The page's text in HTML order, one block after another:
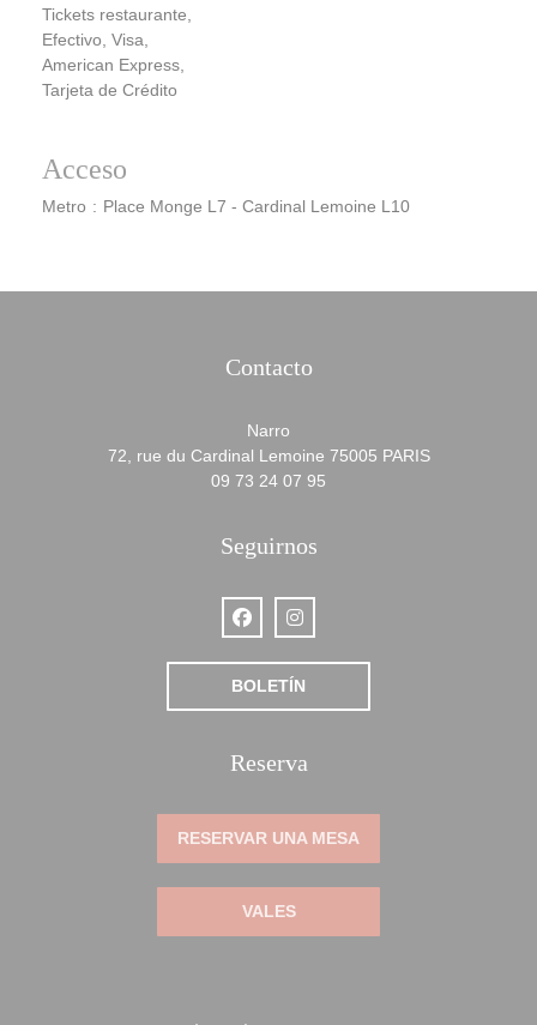
Tickets restaurante,
Efectivo, Visa,
American Express,
Tarjeta de Crédito
Acceso
Metro Place Monge L7 - Cardinal Lemoine L10
Contacto
Narro
72, rue du Cardinal Lemoine 75005 PARIS((abre en
09 73 24 07 95
Seguirnos
Facebook ((abre en una nueva
Instagram ((abre en una nueva
BOLETÍN
Reserva
RESERVAR UNA MESA
VALES